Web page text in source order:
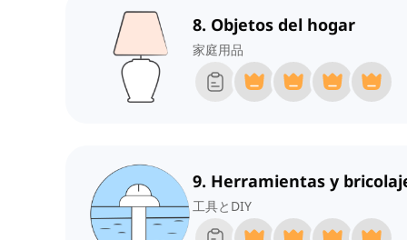
8. Objetos del hogar
家庭用品
9. Herramientas y
工具とDIY